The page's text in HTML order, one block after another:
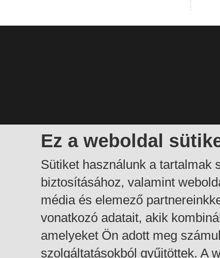
Ez a weboldal
Sütiket használunk a tartalmak
biztosításához, valamint
média és elemező
vonatkozó adatait, akik
amelyeket Ön adott meg
szolgáltatásokból gyűjtöttek. A